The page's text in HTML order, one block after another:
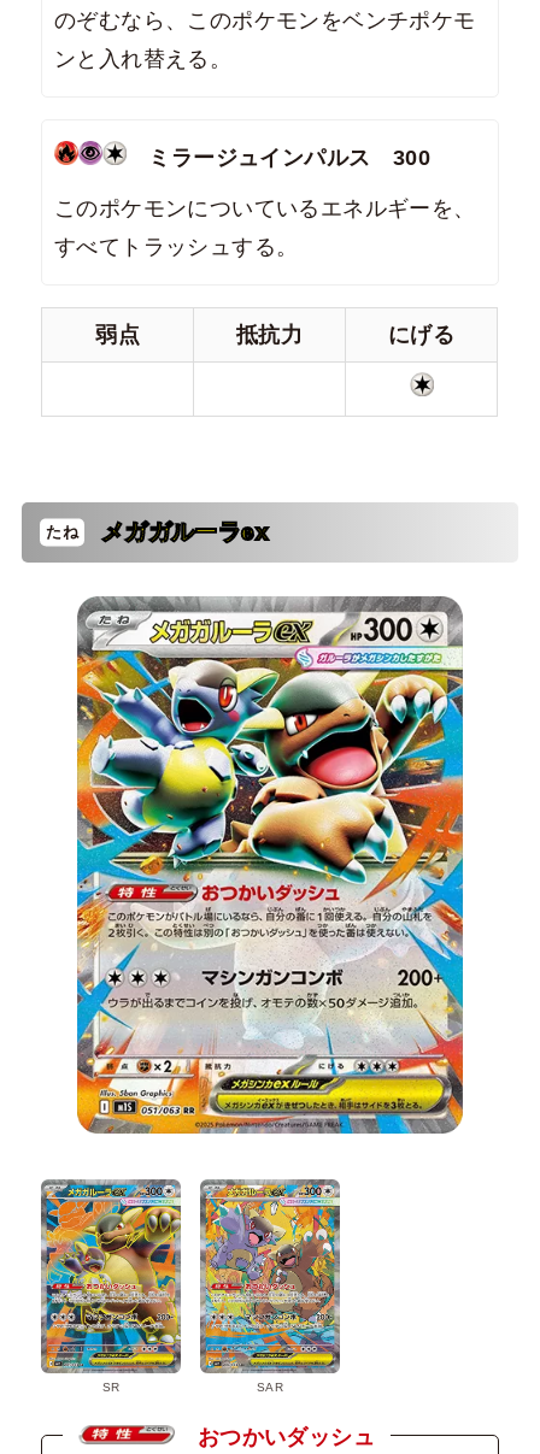
のぞむなら、このポケモンをベンチポケモ
ンと入れ替える。
ミラージュインパルス 300
このポケモンについているエネルギーを、
すべてトラッシュする。
弱点 抵抗力 にげる
メガガルーラex
SR SAR
おつかいダッシュ